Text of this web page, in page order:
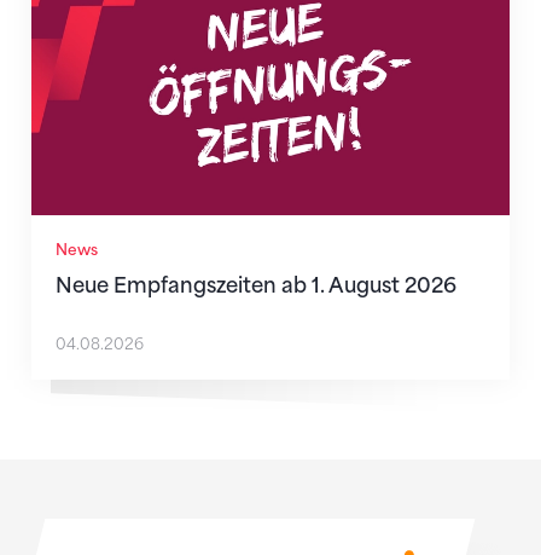
News
Neue Empfangszeiten ab 1. August 2026
04.08.2026